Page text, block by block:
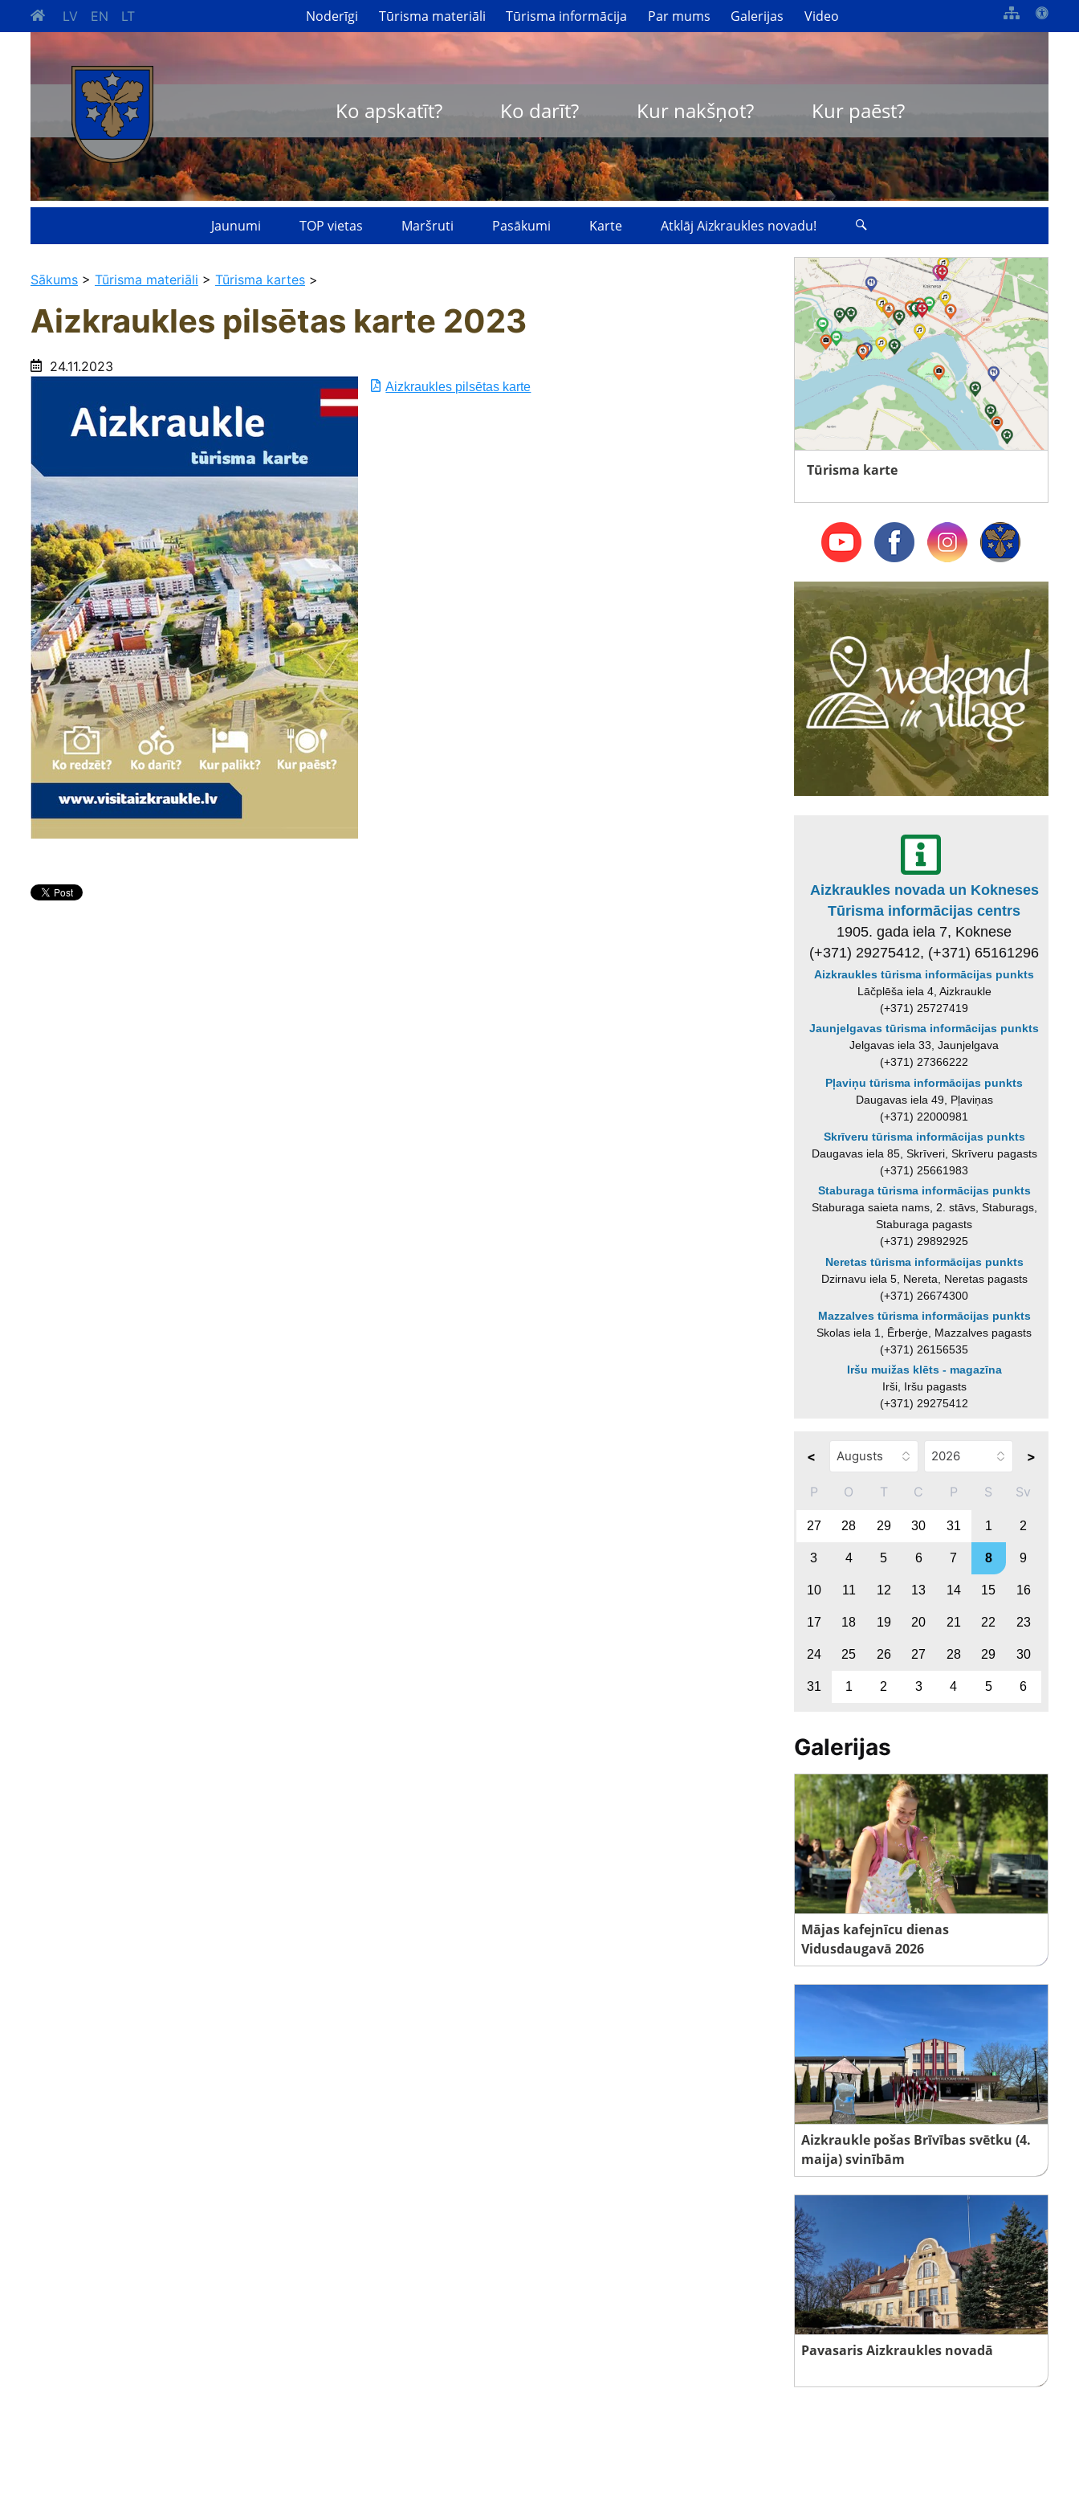
LV EN LT Noderīgi Tūrisma materiāli Tūrisma informācija Par mums Galerijas Video
Ko apskatīt? Ko darīt? Kur nakšņot? Kur paēst?
Jaunumi TOP vietas Maršruti Pasākumi Karte Atklāj Aizkraukles novadu!
Sākums > Tūrisma materiāli > Tūrisma kartes >
Aizkraukles pilsētas karte 2023
24.11.2023
Aizkraukles pilsētas karte
Tūrisma karte
Aizkraukles novada un Kokneses
Tūrisma informācijas centrs
1905. gada iela 7, Koknese
(+371) 29275412, (+371) 65161296
Aizkraukles tūrisma informācijas punkts
Lāčplēša iela 4, Aizkraukle
(+371) 25727419
Jaunjelgavas tūrisma informācijas punkts
Jelgavas iela 33, Jaunjelgava
(+371) 27366222
Pļaviņu tūrisma informācijas punkts
Daugavas iela 49, Pļaviņas
(+371) 22000981
Skrīveru tūrisma informācijas punkts
Daugavas iela 85, Skrīveri, Skrīveru pagasts
(+371) 25661983
Staburaga tūrisma informācijas punkts
Staburaga saieta nams, 2. stāvs, Staburags,
Staburaga pagasts
(+371) 29892925
Neretas tūrisma informācijas punkts
Dzirnavu iela 5, Nereta, Neretas pagasts
(+371) 26674300
Mazzalves tūrisma informācijas punkts
Skolas iela 1, Ērberģe, Mazzalves pagasts
(+371) 26156535
Iršu muižas klēts - magazīna
Irši, Iršu pagasts
(+371) 29275412
< >
P O T C P S Sv
27 28 29 30 31 1 2
3 4 5 6 7 8 9
10 11 12 13 14 15 16
17 18 19 20 21 22 23
24 25 26 27 28 29 30
31 1 2 3 4 5 6
Galerijas
Mājas kafejnīcu dienas
Vidusdaugavā 2026
Aizkraukle pošas Brīvības svētku (4.
maija) svinībām
Pavasaris Aizkraukles novadā